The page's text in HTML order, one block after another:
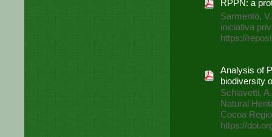
RPPN: a
Sarmento,
iniciativa
https://
Analysis of
biodiversity
Schiavetti,
Natural
Cocoa
https://